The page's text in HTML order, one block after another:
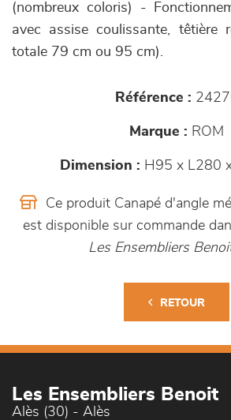
(nombreux coloris) -
avec assise coulissante, têtière
totale 79 cm ou 95 cm).
Référence :
Marque : ROM
Dimension : H95 x L280
Ce produit Canapé d'angle
est disponible sur commande
Les Ensembliers
RETOUR
Les Ensembliers Benoit
Alès (30) - Alès